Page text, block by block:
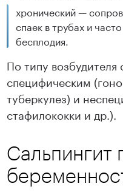
хронический —
спаек в трубах и
бесплодия.
По типу возбудителя
специфическим
туберкулез) и
стафилококки и др.).
Сальпингит